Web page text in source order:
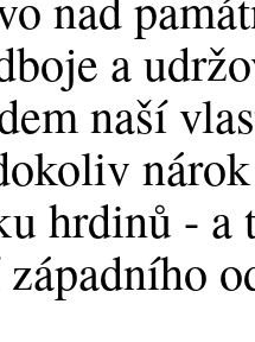
a
naší
hrdinů - a